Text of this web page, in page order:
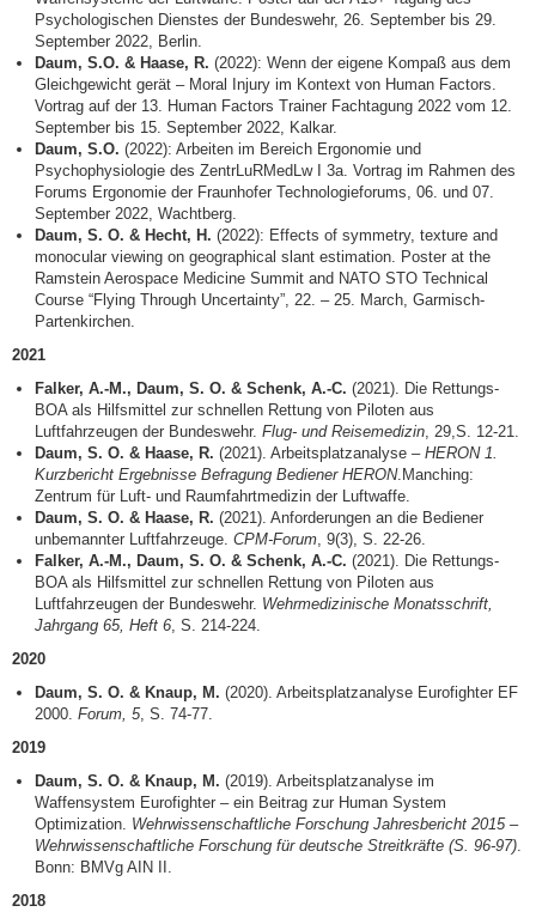
Psychologischen Dienstes der Bundeswehr, 26. September bis 29.
September 2022, Berlin.
Daum, S.O. & Haase, R. (2022): Wenn der eigene Kompaß aus dem
Gleichgewicht gerät – Moral Injury im Kontext von Human Factors.
Vortrag auf der 13. Human Factors Trainer Fachtagung 2022 vom 12.
September bis 15. September 2022, Kalkar.
Daum, S.O. (2022): Arbeiten im Bereich Ergonomie und
Psychophysiologie des ZentrLuRMedLw I 3a. Vortrag im Rahmen des
Forums Ergonomie der Fraunhofer Technologieforums, 06. und 07.
September 2022, Wachtberg.
Daum, S. O. & Hecht, H. (2022): Effects of symmetry, texture and
monocular viewing on geographical slant estimation. Poster at the
Ramstein Aerospace Medicine Summit and NATO STO Technical
Course “Flying Through Uncertainty”, 22. – 25. March, Garmisch-
Partenkirchen.
2021
Falker, A.-M., Daum, S. O. & Schenk, A.-C. (2021). Die Rettungs-
BOA als Hilfsmittel zur schnellen Rettung von Piloten aus
Luftfahrzeugen der Bundeswehr.Flug- und Reisemedizin, 29,S. 12-21.
Daum, S. O. & Haase, R. (2021). Arbeitsplatzanalyse –HERON 1.
Kurzbericht Ergebnisse Befragung Bediener HERON.Manching:
Zentrum für Luft- und Raumfahrtmedizin der Luftwaffe.
Daum, S. O. & Haase, R. (2021). Anforderungen an die Bediener
unbemannter Luftfahrzeuge.CPM-Forum, 9(3), S. 22-26.
Falker, A.-M., Daum, S. O. & Schenk, A.-C. (2021). Die Rettungs-
BOA als Hilfsmittel zur schnellen Rettung von Piloten aus
Luftfahrzeugen der Bundeswehr. Wehrmedizinische Monatsschrift,
Jahrgang 65, Heft 6, S. 214-224.
2020
Daum, S. O. & Knaup, M. (2020). Arbeitsplatzanalyse Eurofighter EF
2000. Forum, 5, S. 74-77.
2019
Daum, S. O. & Knaup, M. (2019). Arbeitsplatzanalyse im
Waffensystem Eurofighter – ein Beitrag zur Human System
Optimization. Wehrwissenschaftliche Forschung Jahresbericht 2015 –
Wehrwissenschaftliche Forschung für deutsche Streitkräfte (S. 96-97).
Bonn: BMVg AIN II.
2018